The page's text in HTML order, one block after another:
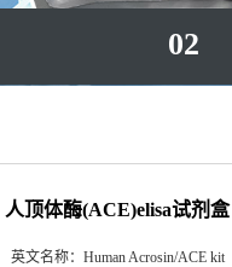
02
人顶体酶(ACE)elisa试剂盒
英文名称： Human Acrosin/ACE kit